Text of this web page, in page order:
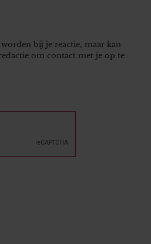
bij je reactie, maar kan
om contact met je op te